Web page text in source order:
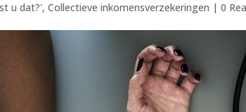
u dat?', Collectieve inkomensverzekeringen | 0